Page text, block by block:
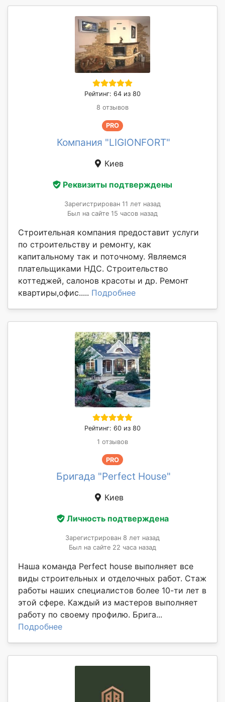
Рейтинг: 64 из 80
8 отзывов
PRO
Компания "LIGIONFORT"
Киев
Реквизиты подтверждены
Зарегистрирован 11 лет назад
Был на сайте 15 часов назад
Строительная компания предоставит услуги
по строительству и ремонту, как
капитальному так и поточному. Являемся
плательщиками НДС. Строительство
коттеджей, салонов красоты и др. Ремонт
квартиры,офис..... Подробнее
Рейтинг: 60 из 80
1 отзывов
PRO
Бригада "Perfect House"
Киев
Личность подтверждена
Зарегистрирован 8 лет назад
Был на сайте 22 часа назад
Наша команда Perfect house выполняет все
виды строительных и отделочных работ. Стаж
работы наших специалистов более 10-ти лет в
этой сфере. Каждый из мастеров выполняет
работу по своему профилю. Брига...
Подробнее